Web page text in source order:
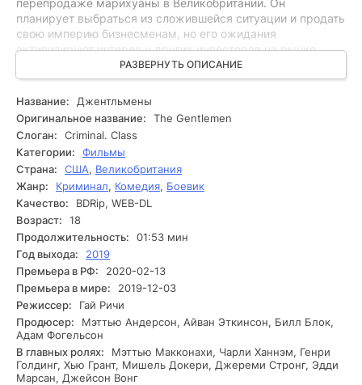
перепродаже марихуаны в Великобритании. Он
планирует выбраться из сложившейся ситуации и продать
свою империю бизнесменам, но его ожидания
активизируют интерес у других инвесторов на рынке.
Вскоре Мики сталкивается с последствиями своих
решений, иногда его планы оказываются под угрозой из-
за опасного соперника, который готов на всё, чтобы
заполучить его бизнес. В это время Мики и его команда,
включая верного друга и партнёра, начинают понимать,
что мир криминала полон предательств и неожиданных
поворотов. Расследование проблем начинается с того, что
Мики старается разобраться, кто стоит за его
неприятностями. Он допрашивает своих знакомых и
партнёров, чтобы выяснить, кто может быть замешан в
заговоре против него. По мере обнаружения деталей, он
сталкивается с непредсказуемыми препятствиями: от
нежелательных очевидцев до хитрых врагов. Ситуация
осложняется, и порой в игру вступают преступные
группировки и полиция, которые хотят уничтожить его
бизнес ради своих целей. Мики понимает, что его жизнь и
бизнес находятся на грани. Он решает действовать,
однако его планы сталкиваются с неожиданным
поворотом событий, который держит зрителя в
напряжении.
РАЗВЕРНУТЬ ОПИСАНИЕ
Название:
Джентльмены
Оригинальное название:
The Gentlemen
Слоган:
Criminal. Class
Категории:
Фильмы
Страна:
США, Великобритания
Жанр:
Криминал, Комедия, Боевик
Качество:
BDRip, WEB-DL
Возраст:
18
Продолжительность:
01:53 мин
Год выхода:
2019
Премьера в РФ:
2020-02-13
Премьера в мире:
2019-12-03
Режиссер:
Гай Ричи
Продюсер:
Мэттью Андерсон, Айван Эткинсон, Билл Блок,
Адам Фогельсон
В главных ролях:
Мэттью Макконахи, Чарли Ханнэм, Генри
Голдинг, Хью Грант, Мишель Докери, Джереми Стронг, Эдди
Марсан, Джейсон Вонг